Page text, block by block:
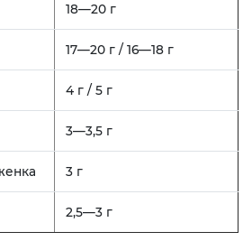
18—20 г
17—20 г / 16—18 г
4 г / 5 г
3—3,5 г
3 г
2,5—3 г